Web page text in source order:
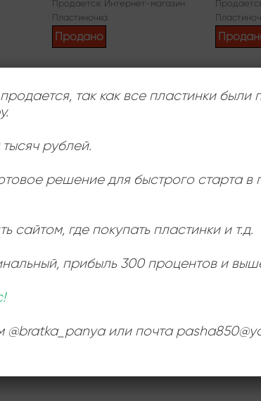
Продается: Интернет-магазин
Пластиночка
Продано
так как все пластинки были
рублей.
решение для быстрого старта в
сайтом, где покупать пластинки и т.д.
, прибыль 300 процентов и
@bratka_panya или почта